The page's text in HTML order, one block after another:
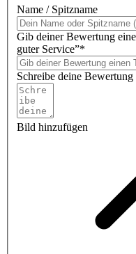
Name / Spitzname
Gib deiner Bewertung
guter Service”*
Schreibe deine Bewertung
Bild hinzufügen